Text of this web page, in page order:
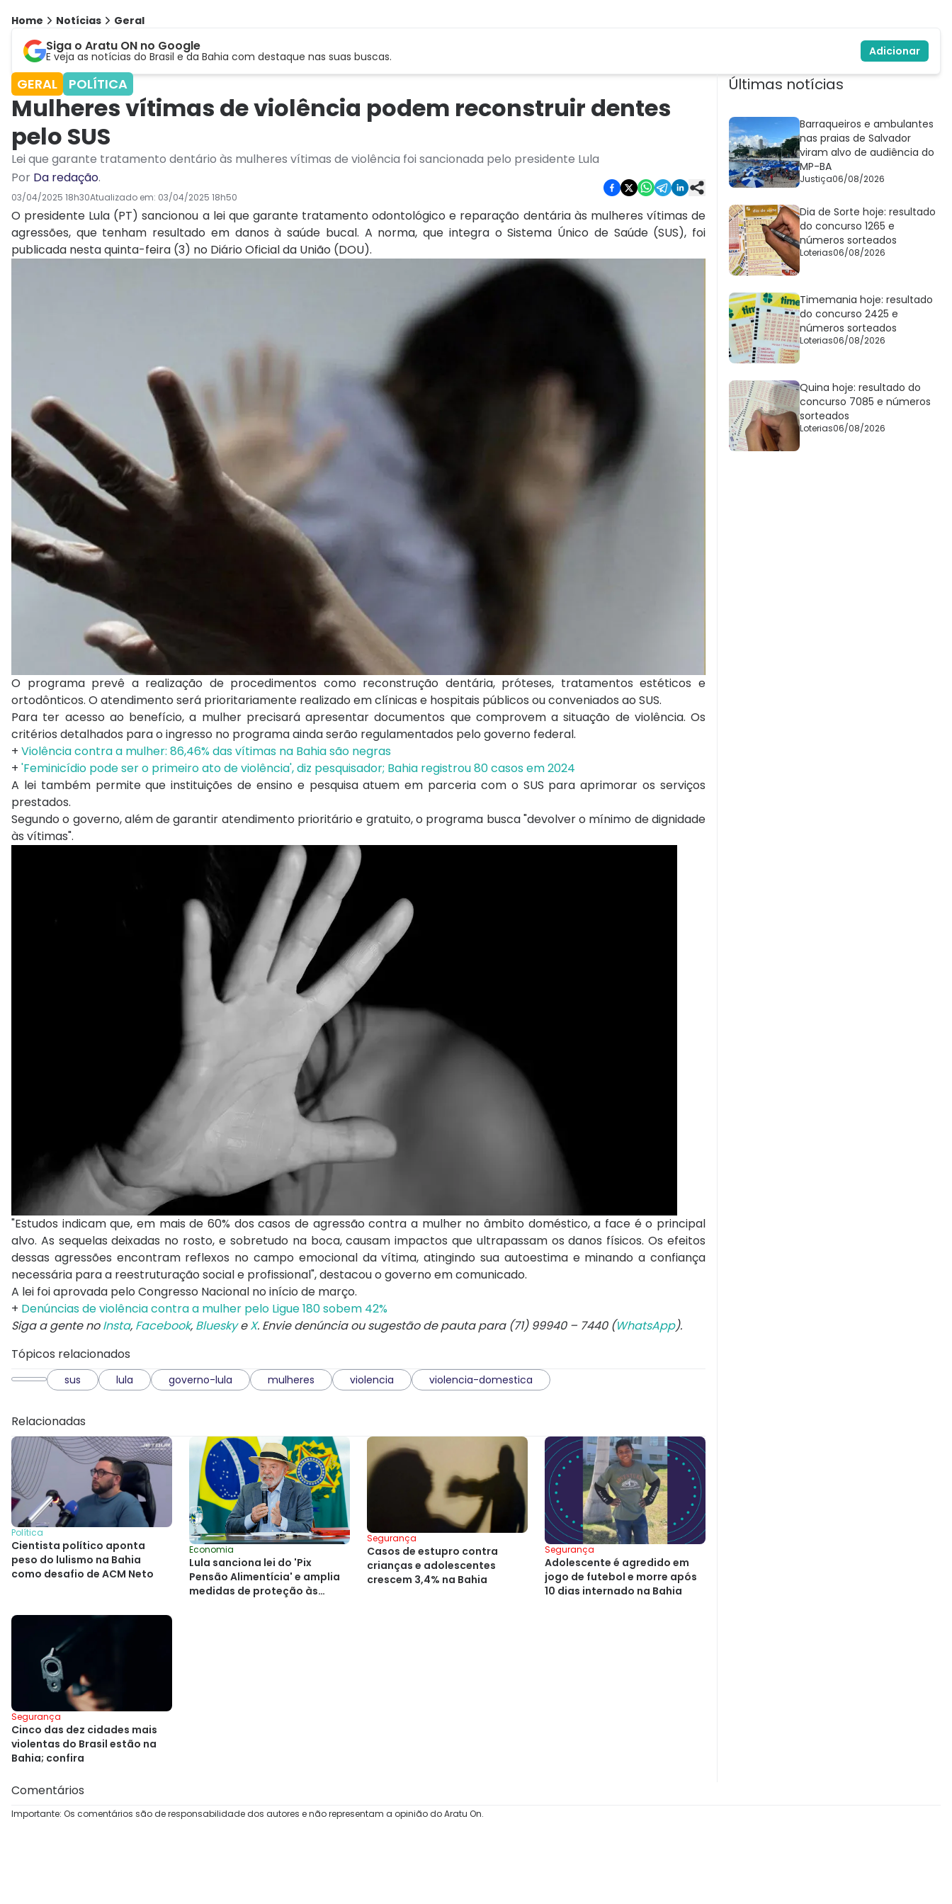
Home Notícias Geral
Siga o Aratu ON no Google
E veja as notícias do Brasil e da Bahia com destaque nas suas buscas. Adicionar
GERAL POLÍTICA
Mulheres vítimas de violência podem reconstruir dentes
pelo SUS
Lei que garante tratamento dentário às mulheres vítimas de violência foi sancionada pelo presidente Lula
Por Da redação.
03/04/2025 18h30Atualizado em: 03/04/2025 18h50
O presidente Lula (PT) sancionou a lei que garante tratamento odontológico e reparação dentária às mulheres vítimas de
agressões, que tenham resultado em danos à saúde bucal. A norma, que integra o Sistema Único de Saúde (SUS), foi
publicada nesta quinta-feira (3) no Diário Oficial da União (DOU).
O programa prevê a realização de procedimentos como reconstrução dentária, próteses, tratamentos estéticos e
ortodônticos. O atendimento será prioritariamente realizado em clínicas e hospitais públicos ou conveniados ao SUS.
Para ter acesso ao benefício, a mulher precisará apresentar documentos que comprovem a situação de violência. Os
critérios detalhados para o ingresso no programa ainda serão regulamentados pelo governo federal.
+ Violência contra a mulher: 86,46% das vítimas na Bahia são negras
+ 'Feminicídio pode ser o primeiro ato de violência', diz pesquisador; Bahia registrou 80 casos em 2024
A lei também permite que instituições de ensino e pesquisa atuem em parceria com o SUS para aprimorar os serviços
prestados.
Segundo o governo, além de garantir atendimento prioritário e gratuito, o programa busca "devolver o mínimo de dignidade
às vítimas".
"Estudos indicam que, em mais de 60% dos casos de agressão contra a mulher no âmbito doméstico, a face é o principal
alvo. As sequelas deixadas no rosto, e sobretudo na boca, causam impactos que ultrapassam os danos físicos. Os efeitos
dessas agressões encontram reflexos no campo emocional da vítima, atingindo sua autoestima e minando a confiança
necessária para a reestruturação social e profissional", destacou o governo em comunicado.
A lei foi aprovada pelo Congresso Nacional no início de março.
+ Denúncias de violência contra a mulher pelo Ligue 180 sobem 42%
Siga a gente noInsta, Facebook, BlueskyeX. Envie denúncia ou sugestão de pauta para (71) 99940 – 7440 (WhatsApp).
Tópicos relacionados
sus lula governo-lula mulheres violencia violencia-domestica
Relacionadas
Política
Cientista político aponta
peso do lulismo na Bahia
como desafio de ACM Neto
Economia
Lula sanciona lei do 'Pix
Pensão Alimentícia' e amplia
medidas de proteção às
Segurança
Casos de estupro contra
crianças e adolescentes
crescem 3,4% na Bahia
Segurança
Adolescente é agredido em
jogo de futebol e morre após
10 dias internado na Bahia
Segurança
Cinco das dez cidades mais
violentas do Brasil estão na
Bahia; confira
Últimas notícias
Barraqueiros e ambulantes
nas praias de Salvador
viram alvo de audiência do
MP-BA
Justiça06/08/2026
Dia de Sorte hoje: resultado
do concurso 1265 e
números sorteados
Loterias06/08/2026
Timemania hoje: resultado
do concurso 2425 e
números sorteados
Loterias06/08/2026
Quina hoje: resultado do
concurso 7085 e números
sorteados
Loterias06/08/2026
Comentários
Importante: Os comentários são de responsabilidade dos autores e não representam a opinião do Aratu On.